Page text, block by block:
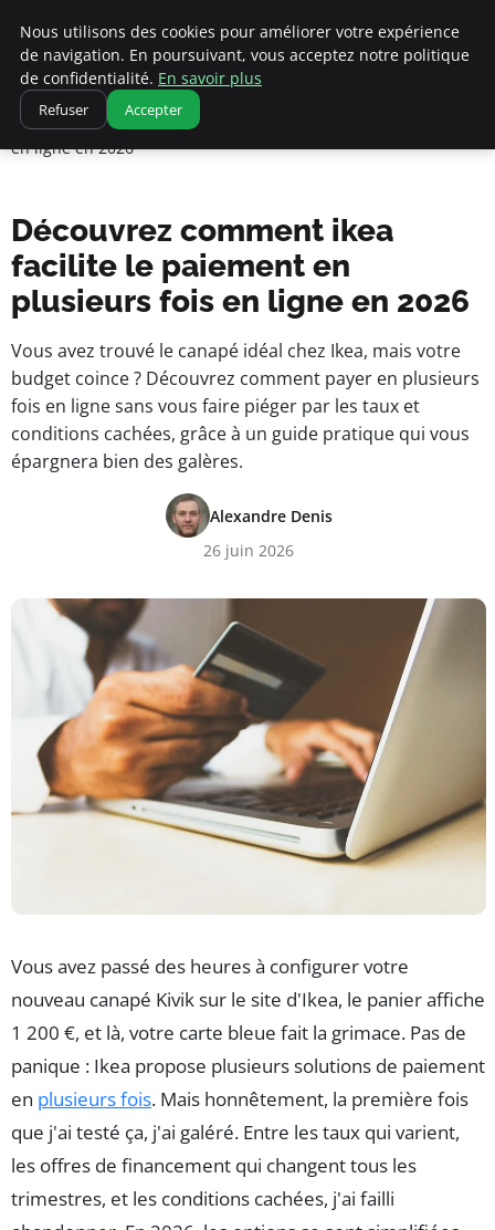
pearachutekids
Business Insights for French Entrepreneurs
Accueil
Découvrez comment ikea facilite le paiement en plusieurs fois
en ligne en 2026
Découvrez comment ikea
facilite le paiement en
plusieurs fois en ligne en 2026
Vous avez trouvé le canapé idéal chez Ikea, mais votre
budget coince ? Découvrez comment payer en plusieurs
fois en ligne sans vous faire piéger par les taux et
conditions cachées, grâce à un guide pratique qui vous
épargnera bien des galères.
Alexandre Denis
26 juin 2026
Vous avez passé des heures à configurer votre
nouveau canapé Kivik sur le site d'Ikea, le panier affiche
1 200 €, et là, votre carte bleue fait la grimace. Pas de
panique : Ikea propose plusieurs solutions de paiement
en plusieurs fois. Mais honnêtement, la première fois
que j'ai testé ça, j'ai galéré. Entre les taux qui varient,
les offres de financement qui changent tous les
trimestres, et les conditions cachées, j'ai failli
Nous utilisons des cookies pour améliorer votre expérience
de navigation. En poursuivant, vous acceptez notre politique
de confidentialité. En savoir plus
Refuser Accepter